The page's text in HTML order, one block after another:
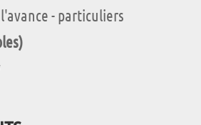
- particuliers